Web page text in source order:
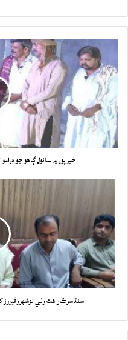
خيرپور ۾ سانول ڳاهو جو
سنڌ سرڪار هٿ وٺي نوشهروفيروز